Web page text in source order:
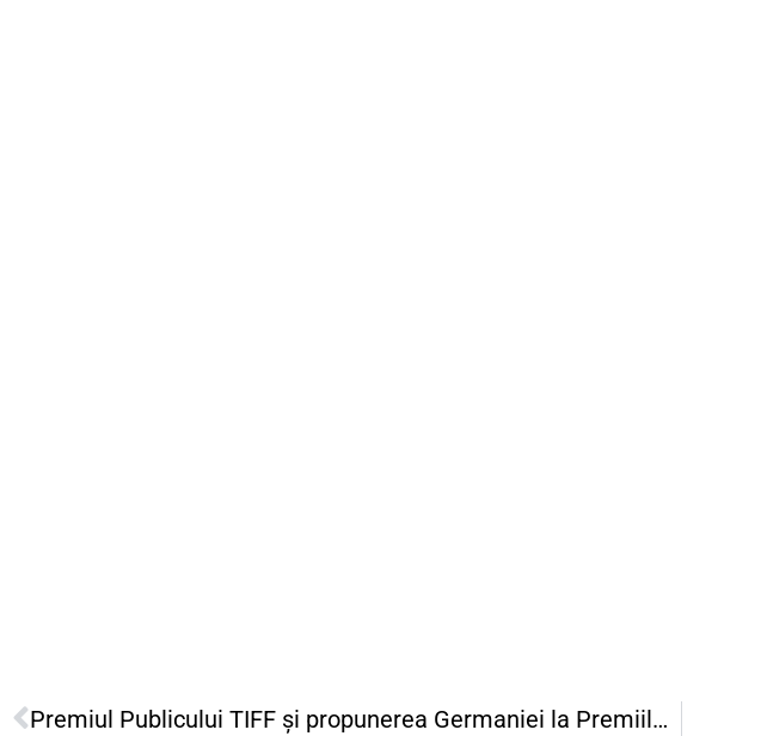
Premiul Publicului TIFF și propunerea Germaniei la Premiile Oscar: ”Copilul-problemă”, acum pe ecranele din Timișoara